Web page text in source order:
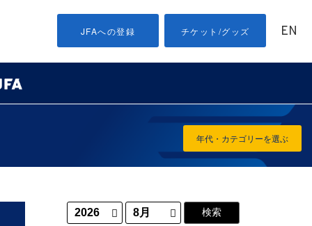
JFAへの登録 チケット/グッズ EN
年代・カテゴリーを選ぶ